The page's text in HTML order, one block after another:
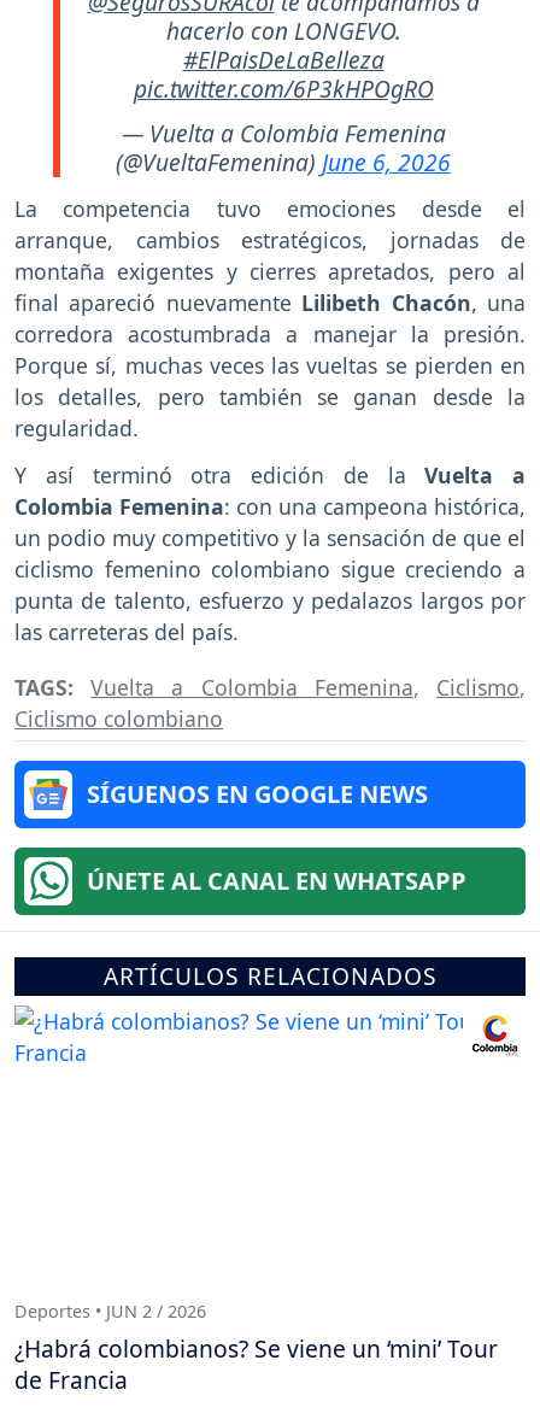
hacerlo con LONGEVO.
#ElPaisDeLaBelleza
pic.twitter.com/6P3kHPOgRO
— Vuelta a Colombia Femenina
(@VueltaFemenina) June 6, 2026
La competencia tuvo emociones desde el
arranque, cambios estratégicos, jornadas de
montaña exigentes y cierres apretados, pero al
final apareció nuevamente Lilibeth Chacón, una
corredora acostumbrada a manejar la presión.
Porque sí, muchas veces las vueltas se pierden en
los detalles, pero también se ganan desde la
regularidad.
Y así terminó otra edición de la Vuelta a
Colombia Femenina: con una campeona histórica,
un podio muy competitivo y la sensación de que el
ciclismo femenino colombiano sigue creciendo a
punta de talento, esfuerzo y pedalazos largos por
las carreteras del país.
TAGS:Vuelta a Colombia Femenina, Ciclismo,
Ciclismo colombiano
SÍGUENOS EN GOOGLE NEWS
ÚNETE AL CANAL EN WHATSAPP
ARTÍCULOS RELACIONADOS
Deportes • JUN 2 / 2026
¿Habrá colombianos? Se viene un ‘mini’ Tour
de Francia